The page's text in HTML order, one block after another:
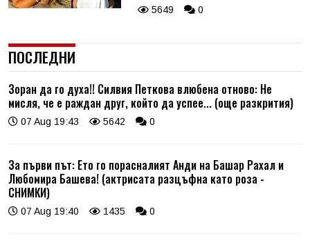
5649 0
ПОСЛЕДНИ
Зоран да го духа!! Силвия Петкова влюбена отново: Не
мисля, че е раждан друг, който да успее... (още разкрития)
07 Aug 19:43 5642 0
За първи път: Ето го порасналият Анди на Башар Рахал и
Любомира Башева! (актрисата разцъфна като роза -
СНИМКИ)
07 Aug 19:40 1435 0